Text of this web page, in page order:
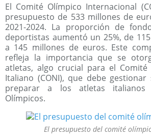
El Comité Olímpico Internacional
presupuesto de 533 millones de
2021-2024. La proporción de
deportistas aumentó un 25%, de
a 145 millones de euros. Este
refleja la importancia que se
atletas, algo crucial para el Comité
Italiano (CONI), que debe
preparar a los atletas italianos
Olímpicos.
El presupuesto del comité